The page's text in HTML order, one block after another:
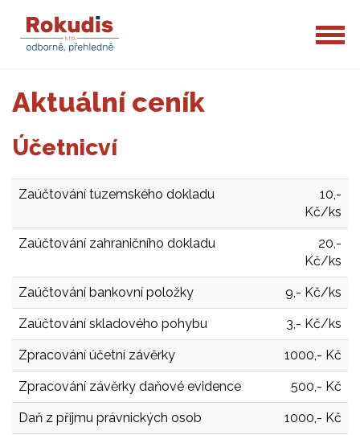
Aktuální ceník
Účetnicví
Zaúčtování tuzemského dokladu
10,-
Kč/ks
Zaúčtování zahraničního dokladu
20,-
Kč/ks
Zaúčtování bankovní položky 9,- Kč/ks
Zaúčtování skladového pohybu 3,- Kč/ks
Zpracování účetní závěrky 1000,- Kč
Zpracování závěrky daňové evidence 500,- Kč
Daň z příjmu právnických osob 1000,- Kč